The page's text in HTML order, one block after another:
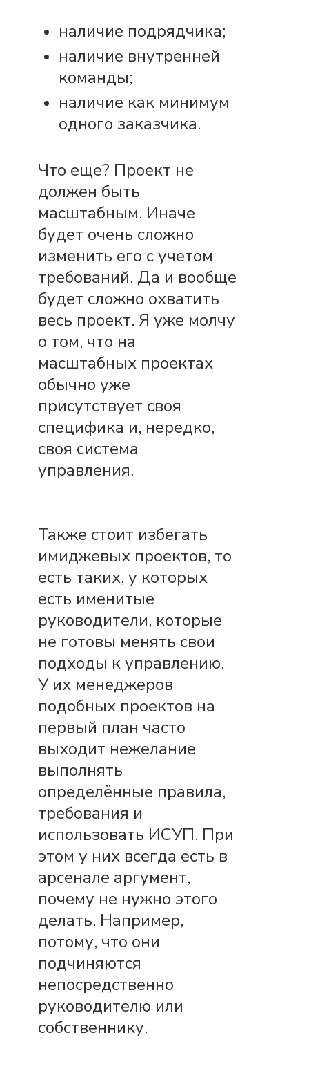
наличие подрядчика;
наличие внутренней
команды;
наличие как минимум
одного заказчика.
Что еще? Проект не
должен быть
масштабным. Иначе
будет очень сложно
изменить его с учетом
требований. Да и вообще
будет сложно охватить
весь проект. Я уже молчу
о том, что на
масштабных проектах
обычно уже
присутствует своя
специфика и, нередко,
своя система
управления.
Также стоит избегать
имиджевых проектов, то
есть таких, у которых
есть именитые
руководители, которые
не готовы менять свои
подходы к управлению.
У их менеджеров
подобных проектов на
первый план часто
выходит нежелание
выполнять
определённые правила,
требования и
использовать ИСУП. При
этом у них всегда есть в
арсенале аргумент,
почему не нужно этого
делать. Например,
потому, что они
подчиняются
непосредственно
руководителю или
собственнику.